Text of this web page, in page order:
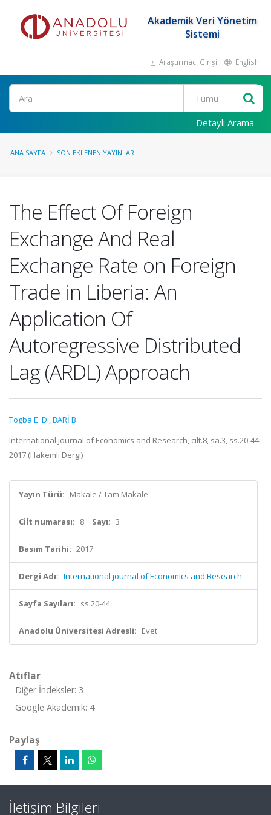
Akademik Veri Yönetim
Sistemi
Araştırmacı Girişi English
Ara
Detaylı Arama
ANA SAYFA SON EKLENEN YAYINLAR
The Effect Of Foreign
Exchange And Real
Exchange Rate on Foreign
Trade in Liberia: An
Application Of
Autoregressive Distributed
Lag (ARDL) Approach
Togba E. D.,BARİ B.
International journal of Economics and Research, cilt.8, sa.3, ss.20-44,
2017 (Hakemli Dergi)
Yayın Türü: Makale / Tam Makale
Cilt numarası: 8 Sayı: 3
Basım Tarihi: 2017
Dergi Adı: International journal of Economics and Research
Sayfa Sayıları: ss.20-44
Anadolu Üniversitesi Adresli: Evet
Atıflar
Diğer İndeksler: 3
Google Akademik: 4
Paylaş
İletişim Bilgileri